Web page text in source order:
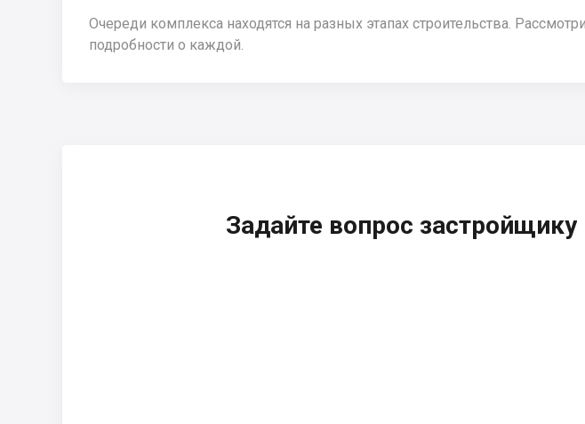
Очереди комплекса находятся на разных этапах строительства.
подробности о каждой.
Задайте вопрос застройщику